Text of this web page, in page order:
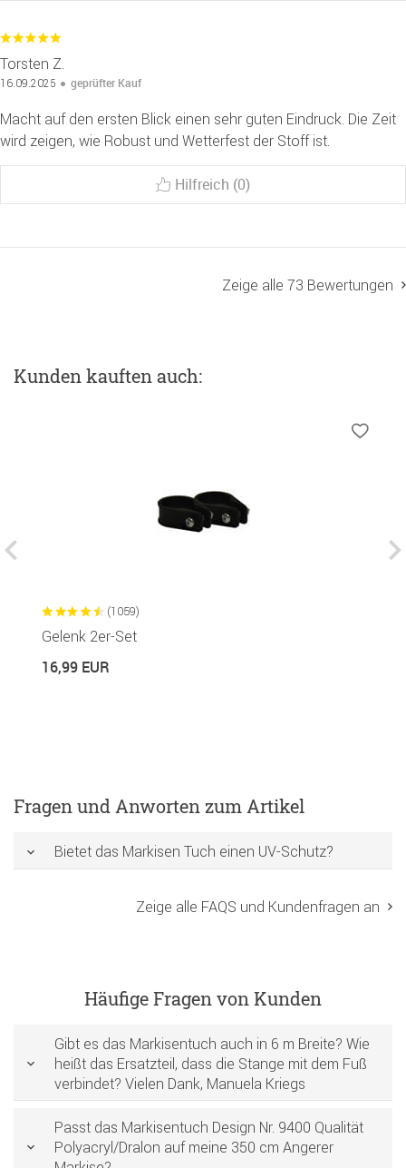
Torsten Z.
16.09.2025 geprüfter Kauf
Macht auf den ersten Blick einen sehr guten Eindruck. Die Zeit
wird zeigen, wie Robust und Wetterfest der Stoff ist.
Hilfreich (0)
Zeige alle 73 Bewertungen
Kunden kauften auch:
(1059)
Gelenk 2er-Set
16,99 EUR
Fragen und Anworten zum Artikel
Bietet das Markisen Tuch einen UV-Schutz?
Zeige alle FAQS und Kundenfragen an
Häufige Fragen von Kunden
Gibt es das Markisentuch auch in 6 m Breite? Wie
heißt das Ersatzteil, dass die Stange mit dem Fuß
verbindet? Vielen Dank, Manuela Kriegs
Passt das Markisentuch Design Nr. 9400 Qualität
Polyacryl/Dralon auf meine 350 cm Angerer